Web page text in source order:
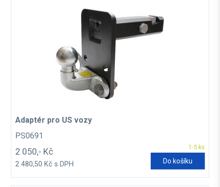
Adaptér pro US vozy
PS0691
1-5 ks
2 050,- Kč
2 480,50 Kč s DPH Do košíku